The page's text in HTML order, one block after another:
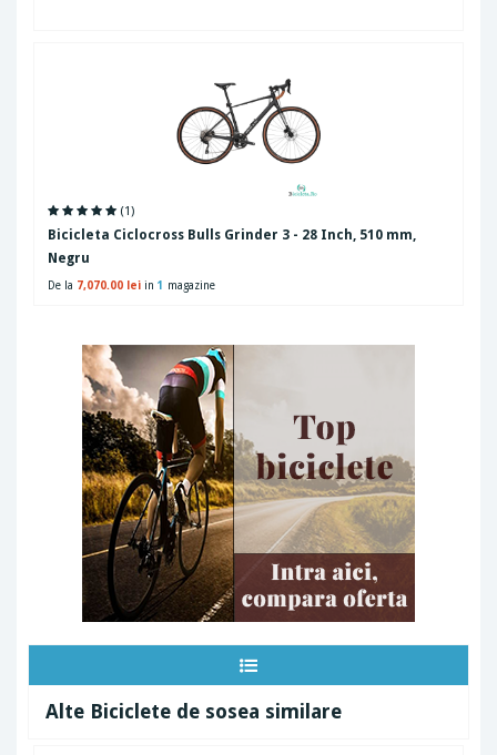
(1)
Bicicleta Ciclocross Bulls Grinder 3 - 28 Inch, 510 mm,
Negru
De la 7,070.00 lei in 1 magazine
Alte Biciclete de sosea similare